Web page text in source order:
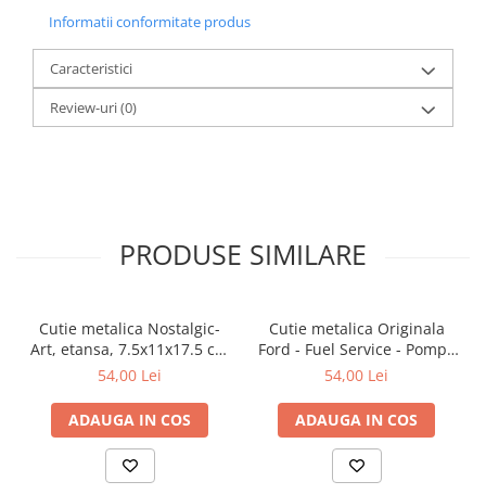
Informatii conformitate produs
Caracteristici
Review-uri(0)
PRODUSE SIMILARE
Cutie metalica Nostalgic-
Art, etansa, 7.5x11x17.5 cm
- Strong Coffee Served Here
54,00 Lei
ADAUGA IN COS
Cutie metalica Originala
Ford - Fuel Service - Pompa
de Benzina, etansa,
54,00 Lei
ADAUGA IN COS